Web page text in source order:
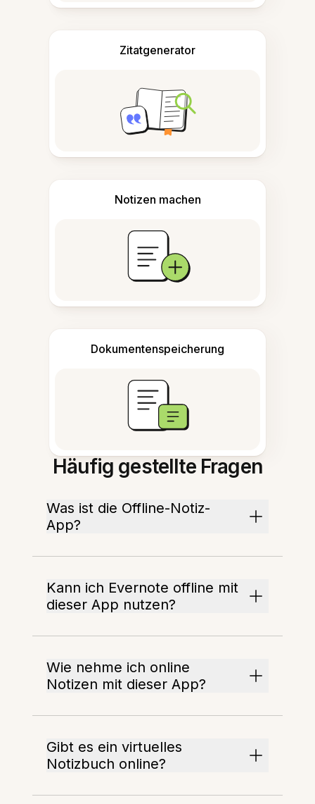
Zitatgenerator
Notizen machen
Dokumentenspeicherung
Häufig gestellte Fragen
Was ist die Offline-Notiz-
App?
Kann ich Evernote offline mit
dieser App nutzen?
Wie nehme ich online
Notizen mit dieser App?
Gibt es ein virtuelles
Notizbuch online?